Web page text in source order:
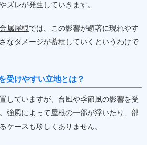
ズレが発生していきます。
属屋根では、この影響が顕著に現れやす
なダメージが蓄積していくというわけで
受けやすい立地とは？
していますが、台風や季節風の影響を受
強風によって屋根の一部が浮いたり、部
ケースも珍しくありません。